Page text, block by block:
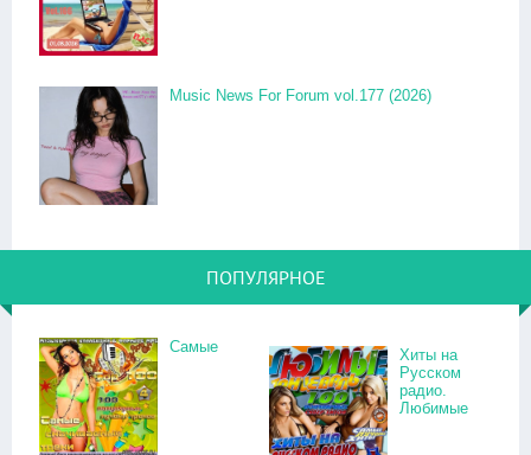
Music News For Forum vol.177 (2026)
ПОПУЛЯРНОЕ
Самые
Хиты на
Русском
радио.
Любимые